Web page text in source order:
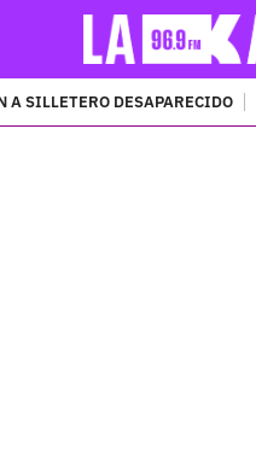
A SILLETERO DESAPARECIDO